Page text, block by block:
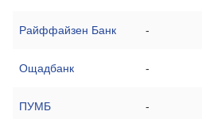
Райффайзен Банк -
Ощадбанк -
ПУМБ -